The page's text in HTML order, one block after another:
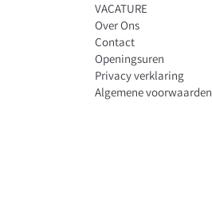
VACATURE
Over Ons
Contact
Openingsuren
Privacy verklaring
Algemene voorwaarden